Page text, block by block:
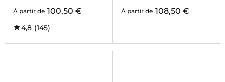
À partir de 100,50 €
4,8 (145)
À partir de 108,50 €